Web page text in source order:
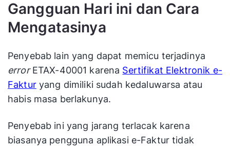
Gangguan Hari ini dan Cara
Mengatasinya
Penyebab lain yang dapat memicu terjadinya
errorETAX-40001 karena Sertifikat Elektronik e-
Fakturyang dimiliki sudah kedaluwarsa atau
habis masa berlakunya.
Penyebab ini yang jarang terlacak karena
biasanya pengguna aplikasi e-Faktur tidak